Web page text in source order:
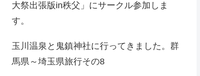
大祭出張版in秩父」にサークル参加しま
す。
玉川温泉と鬼鎮神社に行ってきました。群
馬県～埼玉県旅行その8